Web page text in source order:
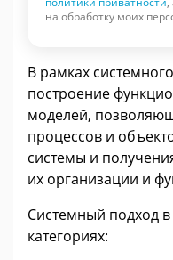
на обработку моих
В рамках
построение
моделей,
процессов и
системы и
их организации и
Системный подход
категориях: